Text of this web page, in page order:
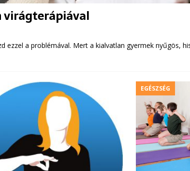
virágterápiával
ezzel a problémával. Mert a kialvatlan gyermek nyűgös,
EGÉSZSÉG